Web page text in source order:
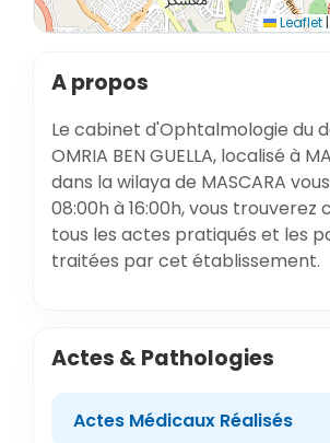
Leaflet |
A propos
Le cabinet d'Ophtalmologie du
OMRIA BEN GUELLA, localisé à
dans la wilaya de MASCARA
08:00h à 16:00h, vous trouverez
tous les actes pratiqués et les
traitées par cet établissement.
Actes & Pathologies
Actes Médicaux Réalisés